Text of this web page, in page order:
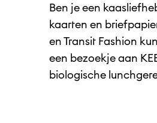
Ben je een
kaarten en
en Transit Fashion
een bezoekje aan
biologische